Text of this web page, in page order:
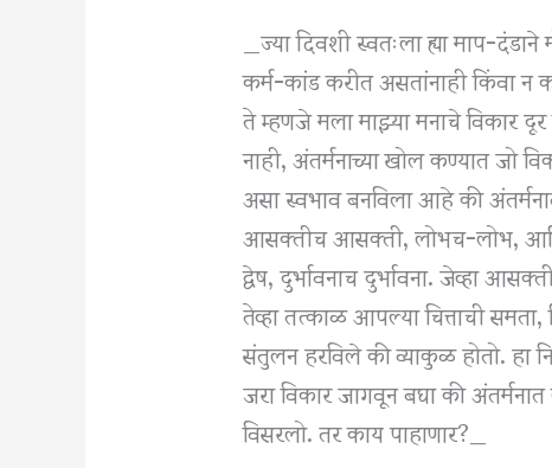
_ज्या दिवशी स्वतःला ह्या माप-
कर्म-कांड करीत असतांनाही किंवा
ते म्हणजे मला माझ्या मनाचे विकार
नाही, अंतर्मनाच्या खोल कण्यात जो
असा स्वभाव बनविला आहे की
आसक्तीच आसक्ती, लोभच-लोभ,
द्वेष, दुर्भावनाच दुर्भावना. जेव्हा
तेव्हा तत्काळ आपल्या चित्ताची
संतुलन हरविले की व्याकुळ होतो. हा
जरा विकार जागवून बघा की
विसरलो. तर काय पाहाणार?_